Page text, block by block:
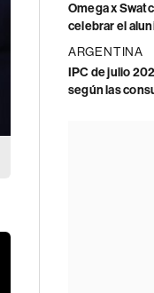
Omega x
celebrar el
ARGENTINA
IPC de julio
según las